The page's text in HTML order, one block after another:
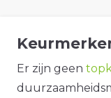
Er zijn geen